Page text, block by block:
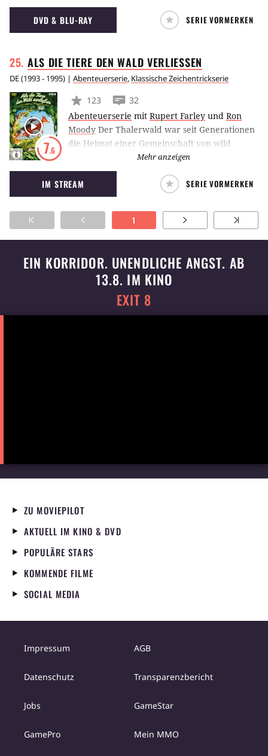
Geschichte erzählt von dem jungen Krieger
Son-Goku, der gemeinsam mit seinen
Freunden gegen das Böse dieser Welt antritt
Dragon Balls befindet, mit deren Hilfe man
einen Drachen heraufbeschwören kann.
DVD & BLU-RAY SERIE VORMERKEN
ALS DIE TIERE DEN WALD VERLIESSEN
DE(1993 - 1995) | Abenteuerserie, Klassische Zeichentrickserie
7.6
123
32
Abenteuerserie mit Rupert Farley und Ron
Moody Der Thalerwald war seit Generationen
die Heimat einer Gemeinschaft von wild
lebenden Tieren. Doch die Trockenheit hat
nun ihre Wasservorkommen ausgetrocknet,
und die Bauprojekte der Menschen rücken
immer näher. Während ihre Welt um sie
herum zusammenbricht, berufen die Tiere
eine Notversammlung ein.
Mehr anzeigen
IM STREAM SERIE VORMERKEN
1
EIN KORRIDOR. UNENDLICHE ANGST. AB
13.8. IM KINO
EXIT 8
ZU MOVIEPILOT
AKTUELL IM KINO & DVD
POPULÄRE STARS
KOMMENDE FILME
SOCIAL MEDIA
Impressum AGB
Datenschutz Transparenzbericht
Jobs GameStar
GamePro Mein MMO